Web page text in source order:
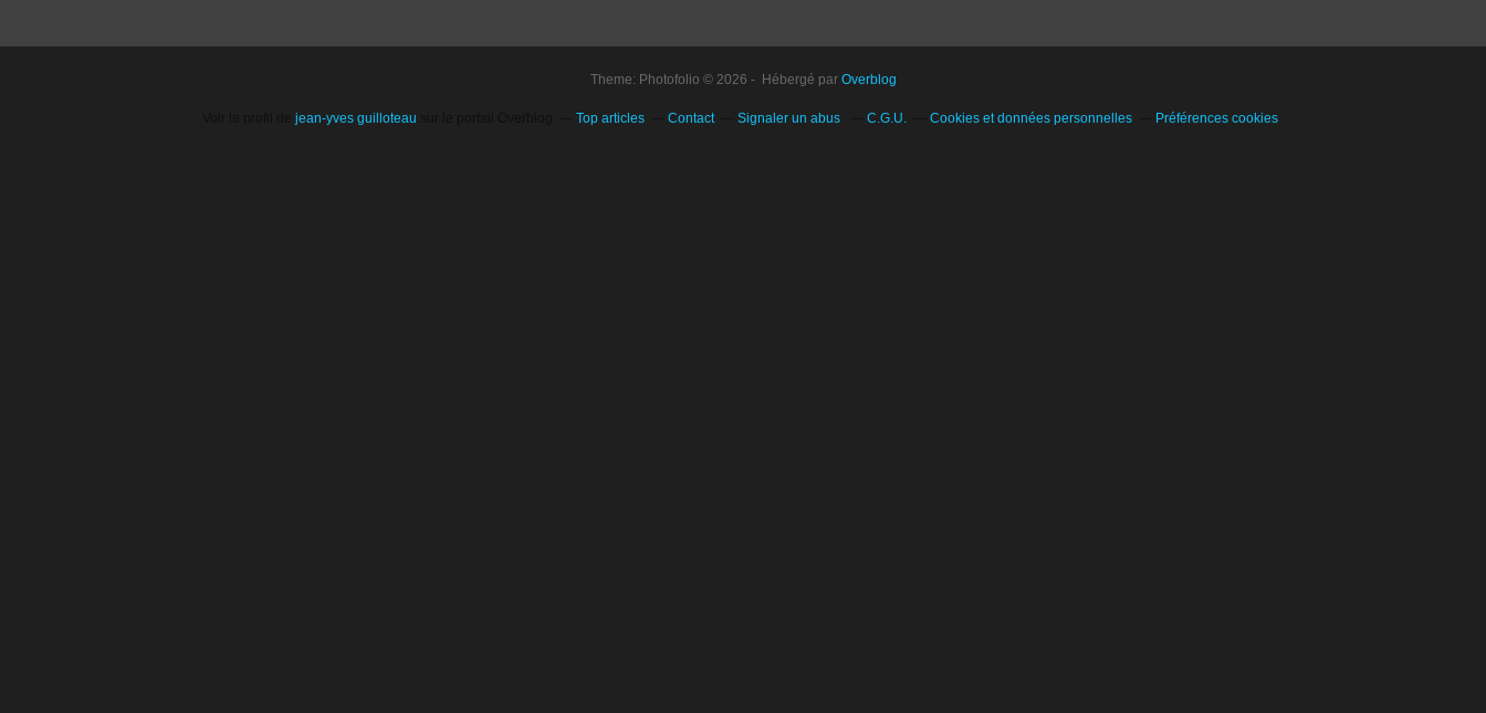
Theme: Photofolio © 2026 - Hébergé par Overblog
jean-yves guilloteau Top articles Contact Signaler un abus C.G.U. Cookies et données personnelles Préférences cookies